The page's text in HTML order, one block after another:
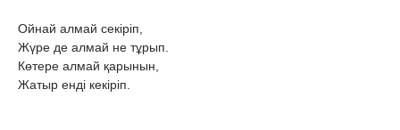
Ойнай алмай секіріп,
Жүре де алмай не тұрып.
Көтере алмай қарынын,
Жатыр енді кекіріп.